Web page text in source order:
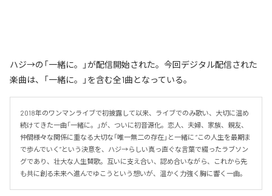
ハジ→の「一緒に。」が配信開始された。今回デジタル配信された
楽曲は、「一緒に。」を含む全1曲となっている。
2018年のワンマンライブで初披露して以来、ライブでのみ歌い、大切に温め
続けてきた一曲「一緒に。」が、ついに初音源化。恋人、夫婦、家族、親友、
仲間――様々な関係に重なる大切な「唯一無二の存在」と一緒に “この人生を最期ま
で歩んでいく”という決意を、ハジ→らしい真っ直ぐな言葉で綴ったラブソン
グであり、壮大な人生賛歌。互いに支え合い、認め合いながら、これから先
も共に創る未来へ進んでゆこうという想いが、温かく力強く胸に響く一曲。